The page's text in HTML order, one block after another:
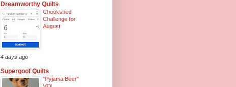
Dreamworthy Quilts
Chookshed
Challenge for
August
4 days ago
Supergoof Quilts
"Pyjama Beer"